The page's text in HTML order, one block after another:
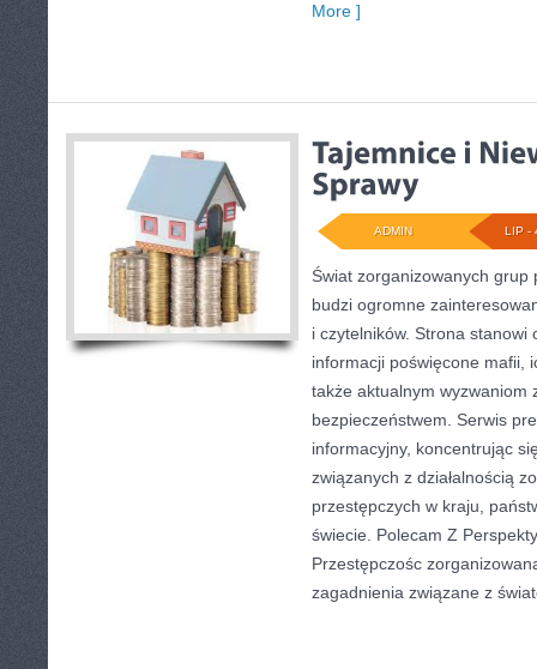
More ]
LIP -
ADMIN
Świat zorganizowanych grup
budzi ogromne
i czytelników. Strona stanowi
informacji poświęcone mafii,
także aktualnym wyzwaniom
bezpieczeństwem. Serwis
informacyjny, koncentrując
związanych z działalnością
przestępczych w kraju,
świecie. Polecam Z
Przestępczośc
zagadnienia związane z